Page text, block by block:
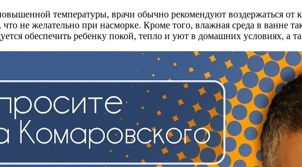
температуры, врачи обычно рекомендуют воздержаться от
не желательно при насморке. Кроме того, влажная среда в ванне
обеспечить ребенку покой, тепло и уют в домашних условиях, а